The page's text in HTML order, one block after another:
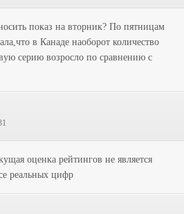
показ на вторник? По пятницам
в Канаде наоборот количество
серию возросло по сравнению с
оценка рейтингов не является
реальных цифр